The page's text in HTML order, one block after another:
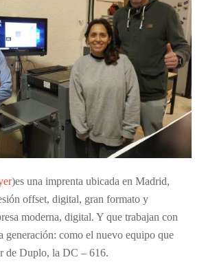
)es una imprenta ubicada en Madrid,
offset, digital, gran formato y
moderna, digital. Y que trabajan con
generación: como el nuevo equipo que
de Duplo, la DC – 616.